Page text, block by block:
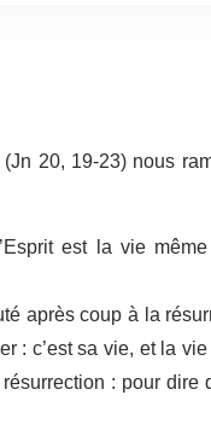
20, 19-23) nous
est la vie
après coup à la
: c’est sa vie, et la
: pour